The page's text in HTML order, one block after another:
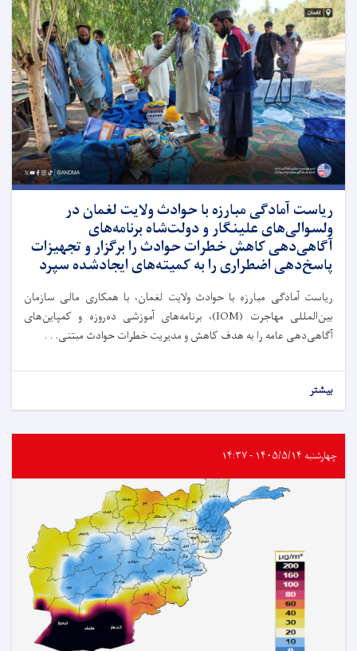
ریاست آمادگی مبارزه با حوادث ولایت لغمان در
ولسوالی‌های علینگار و دولت‌شاه برنامه‌های
آگاهی‌دهی کاهش خطرات حوادث را برگزار و تجهیزات
پاسخ‌دهی اضطراری را به کمیته‌های ایجادشده سپرد
ریاست آمادگی مبارزه با حوادث ولایت لغمان، با همکاری مالی سازمان
بین‌المللی مهاجرت (IOM)، برنامه‌های آموزشی ده‌روزه و کمپاین‌های
آگاهی‌دهی عامه را به هدف کاهش و مدیریت خطرات حوادث مبتنی. . .
بیشتر
چهارشنبه ۱۴۰۵/۵/۱۴ - ۱۴:۳۷